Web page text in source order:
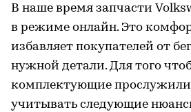
В наше время запчасти
в режиме онлайн. Это
избавляет покупателей от
нужной детали. Для того
комплектующие прослужили
учитывать следующие